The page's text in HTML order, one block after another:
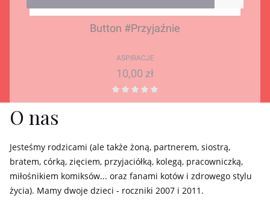
Button #Przyjaźnie
ASPIRACJE
Cena
10,00 zł
O nas
Jesteśmy rodzicami (ale także żoną, partnerem, siostrą,
bratem, córką, zięciem, przyjaciółką, kolegą, pracowniczką,
miłośnikiem komiksów... oraz fanami kotów i zdrowego stylu
życia). Mamy dwoje dzieci - roczniki 2007 i 2011.